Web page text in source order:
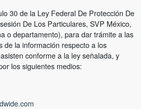
30 de la Ley Federal De Protección De
De Los Particulares, SVP México,
o departamento), para dar trámite a las
de la información respecto a los
conforme a la ley señalada, y
los siguientes medios: